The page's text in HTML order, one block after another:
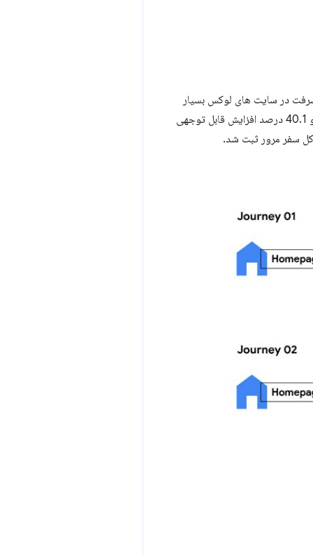
در سایت های لوکس بسیار
کم است. نرخ پیشرفت به صفحه تماس با ما با بهبود معیارهای سرعت سایت 0.1 ثانیه 20.6 درصد افزایش یافت و 40.1 درصد افزایش قابل توجهی
کل سفر مرور ثبت شد.